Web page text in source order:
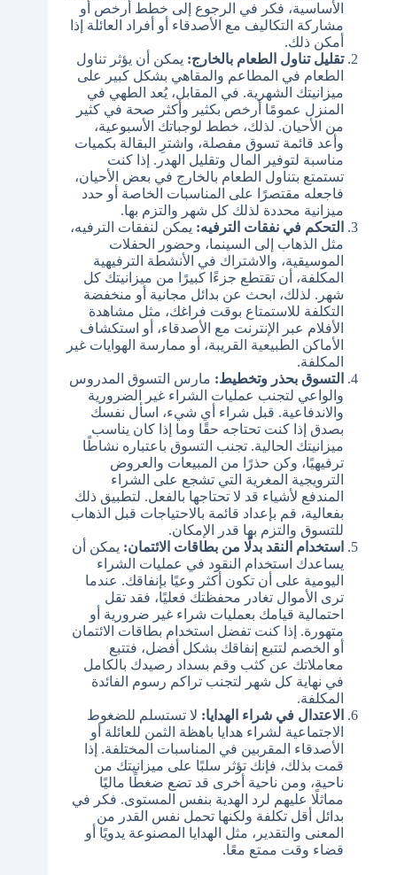
الأساسية، فكر في الرجوع إلى خطط أرخص أو
مشاركة التكاليف مع الأصدقاء أو أفراد العائلة إذا
أمكن ذلك.
تقليل تناول الطعام بالخارج: يمكن أن يؤثر تناول
الطعام في المطاعم والمقاهي بشكل كبير على
ميزانيتك الشهرية. في المقابل، يُعد الطهي في
المنزل عمومًا أرخص بكثير وأكثر صحة في كثير
من الأحيان. لذلك، خطط لوجباتك الأسبوعية،
وأعد قائمة تسوق مفصلة، واشترِ البقالة بكميات
مناسبة لتوفير المال وتقليل الهدر. إذا كنت
تستمتع بتناول الطعام بالخارج في بعض الأحيان،
فاجعله مقتصرًا على المناسبات الخاصة أو حدد
ميزانية محددة لذلك كل شهر والتزم بها.
التحكم في نفقات الترفيه: يمكن لنفقات الترفيه،
مثل الذهاب إلى السينما، وحضور الحفلات
الموسيقية، والاشتراك في الأنشطة الترفيهية
المكلفة، أن تقتطع جزءًا كبيرًا من ميزانيتك كل
شهر. لذلك، ابحث عن بدائل مجانية أو منخفضة
التكلفة للاستمتاع بوقت فراغك، مثل مشاهدة
الأفلام عبر الإنترنت مع الأصدقاء، أو استكشاف
الأماكن الطبيعية القريبة، أو ممارسة الهوايات غير
المكلفة.
التسوق بحذر وتخطيط: مارس التسوق المدروس
والواعي لتجنب عمليات الشراء غير الضرورية
والاندفاعية. قبل شراء أي شيء، اسأل نفسك
بصدق إذا كنت تحتاجه حقًا وما إذا كان يناسب
ميزانيتك الحالية. تجنب التسوق باعتباره نشاطًا
ترفيهيًا، وكن حذرًا من المبيعات والعروض
الترويجية المغرية التي تشجع على الشراء
المندفع لأشياء قد لا تحتاجها بالفعل. لتطبيق ذلك
بفعالية، قم بإعداد قائمة بالاحتياجات قبل الذهاب
للتسوق والتزم بها قدر الإمكان.
استخدام النقد بدلًا من بطاقات الائتمان: يمكن أن
يساعدك استخدام النقود في عمليات الشراء
اليومية على أن تكون أكثر وعيًا بإنفاقك. عندما
ترى الأموال تغادر محفظتك فعليًا، فقد تقل
احتمالية قيامك بعمليات شراء غير ضرورية أو
متهورة. إذا كنت تفضل استخدام بطاقات الائتمان
أو الخصم لتتبع إنفاقك بشكل أفضل، فتتبع
معاملاتك عن كثب وقم بسداد رصيدك بالكامل
في نهاية كل شهر لتجنب تراكم رسوم الفائدة
المكلفة.
الاعتدال في شراء الهدايا: لا تستسلم للضغوط
الاجتماعية لشراء هدايا باهظة الثمن للعائلة أو
الأصدقاء المقربين في المناسبات المختلفة. إذا
قمت بذلك، فإنك تؤثر سلبًا على ميزانيتك من
ناحية، ومن ناحية أخرى قد تضع ضغطًا ماليًا
مماثلًا عليهم لرد الهدية بنفس المستوى. فكر في
بدائل أقل تكلفة ولكنها تحمل نفس القدر من
المعنى والتقدير، مثل الهدايا المصنوعة يدويًا أو
قضاء وقت ممتع معًا.